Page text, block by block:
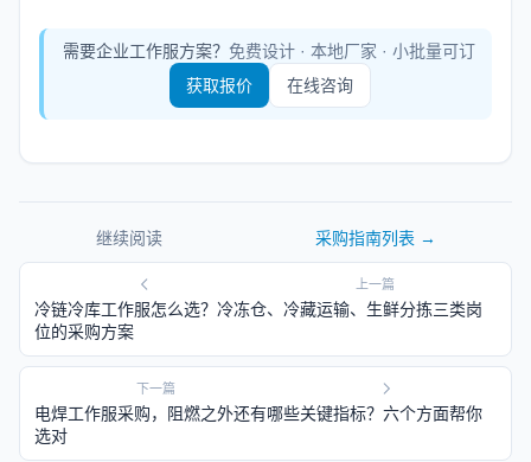
需要企业工作服方案？ 免费设计 · 本地厂家 · 小批量可订
获取报价
在线咨询
继续阅读 采购指南列表 →
上一篇
冷链冷库工作服怎么选？冷冻仓、冷藏运输、生鲜分拣三类岗
位的采购方案
下一篇
电焊工作服采购，阻燃之外还有哪些关键指标？六个方面帮你
选对